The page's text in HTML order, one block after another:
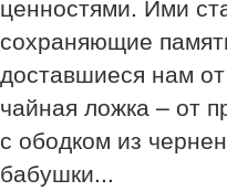
ценностями. Ими
сохраняющие
доставшиеся нам
чайная ложка – от
с ободком из
бабушки...